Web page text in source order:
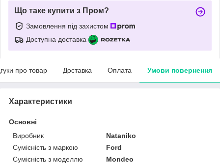
Що таке купити з Пром?
Замовлення під захистом
Доступна доставка
про товар Доставка Оплата Умови повернення
Характеристики
Основні
Виробник
Nataniko
Сумісність з маркою
Ford
Сумісність з моделлю
Mondeo